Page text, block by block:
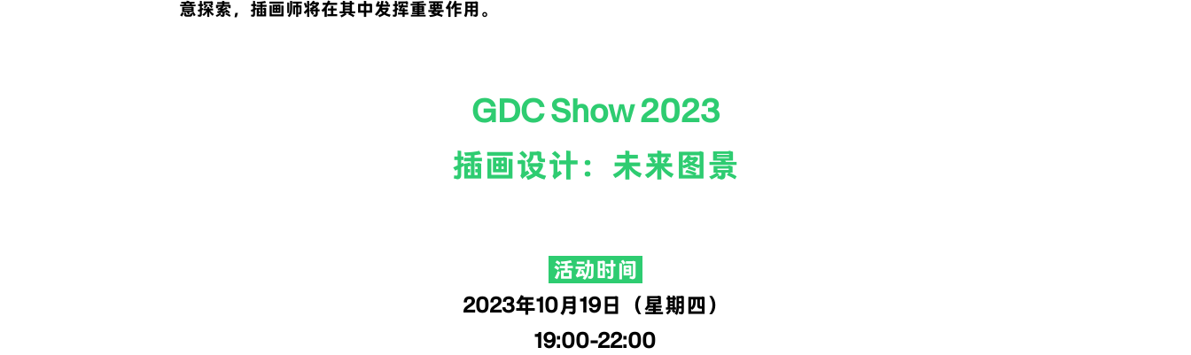
意探索，插画师将在其中发挥重要作用。
GDC Show 2023
插画设计：未来图景
活动时间
2023年10月19日（星期四）
19:00-22:00